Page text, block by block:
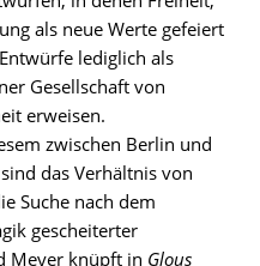
als neue Werte gefeiert
lediglich als
Gesellschaft von
erweisen.
zwischen Berlin und
das Verhältnis von
Suche nach dem
gescheiterter
Meyer knüpft in Glous